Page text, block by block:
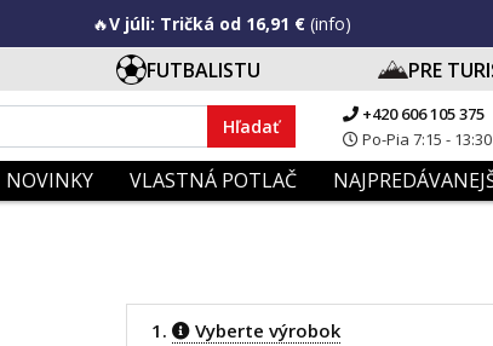
🔥V júli: Tričká od 16,91 € (info)
FUTBALISTU PRE
Hľadať
+420 606 105 375
Po-Pia 7:15 - 13:30
NOVINKY VLASTNÁ POTLAČ
1. Vyberte výrobok